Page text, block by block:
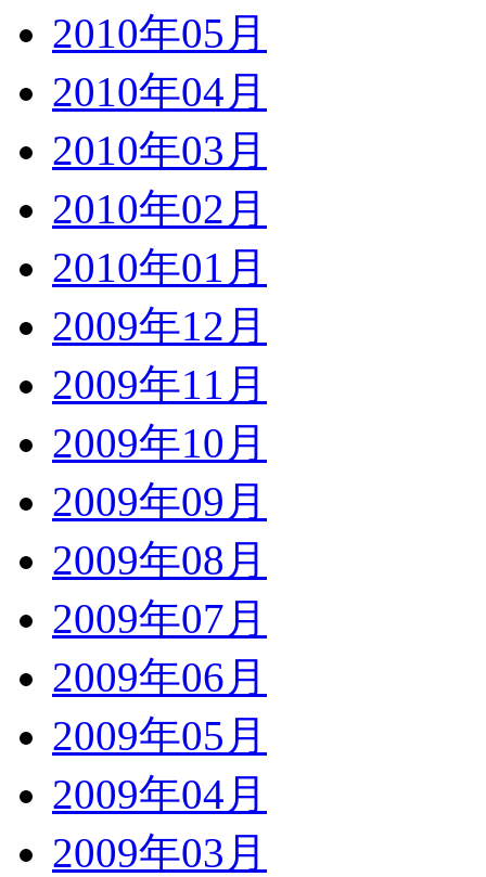
2010年05月
2010年04月
2010年03月
2010年02月
2010年01月
2009年12月
2009年11月
2009年10月
2009年09月
2009年08月
2009年07月
2009年06月
2009年05月
2009年04月
2009年03月